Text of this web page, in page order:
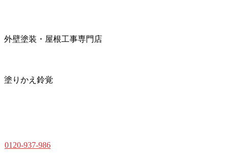
外壁塗装・屋根工事専門店
塗りかえ鈴覚
0120-937-986